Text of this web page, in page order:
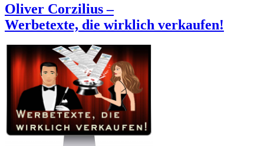
Oliver Corzilius –
Werbetexte, die wirklich verkaufen!